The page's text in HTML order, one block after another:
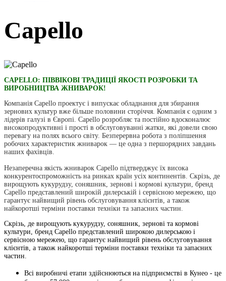
Capello
CAPELLO: ПІВВІКОВІ ТРАДИЦІЇ ЯКОСТІ РОЗРОБКИ ТА
ВИРОБНИЦТВА ЖНИВАРОК!
Компанія Capello проектує і випускає обладнання для збирання
зернових культур вже більше половини сторіччя. Компанія є одним з
лідерів галузі в Європі. Capello розробляє та постійно вдосконалює
високопродуктивні і прості в обслуговуванні жатки, які довели свою
перевагу на полях всього світу. Безперервна робота з поліпшення
робочих характеристик жниварок — це одна з першорядних завдань
наших фахівців.
Незаперечна якість жниварок Capello підтверджує їх висока
конкурентоспроможність на ринках країн усіх континентів. Скрізь, де
вирощують кукурудзу, соняшник, зернові і кормові культури, бренд
Capello представлений широкій дилерській і сервісною мережею, що
гарантує найвищий рівень обслуговування клієнтів, а також
найкоротші терміни поставки техніки та запасних частин.
Скрізь, де вирощують кукурудзу, соняшник, зернові та кормові
культури, бренд Capello представлений широкою дилерською і
сервісною мережею, що гарантує найвищий рівень обслуговування
клієнтів, а також найкоротші терміни поставки техніки та запасних
частин.
Всі виробничі етапи здійснюються на підприємстві в Кунео - це